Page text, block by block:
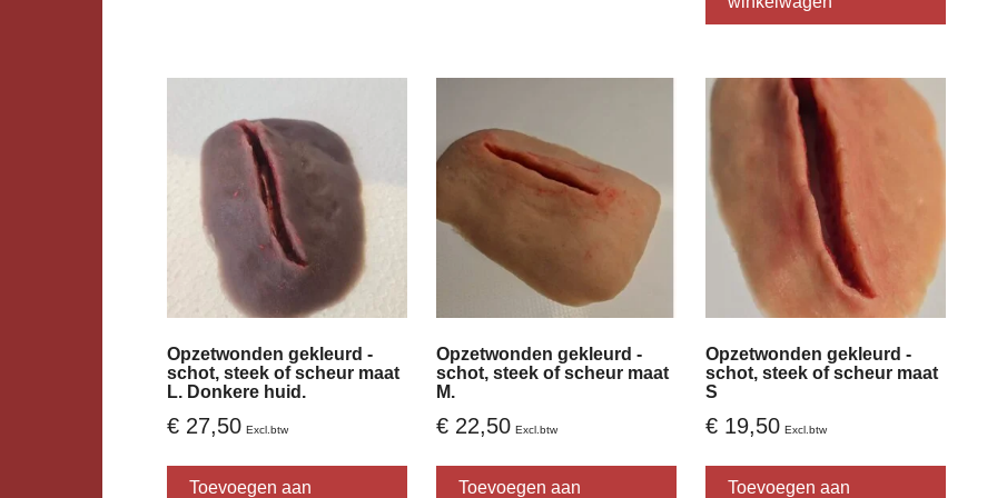
kan
worden
Opzetwonden gekleurd -
schot, steek of scheur maat
L. Donkere huid.
€ 27,50 Excl.btw
Toevoegen aan
product
Opzetwonden gekleurd -
schot, steek of scheur maat
M.
€ 22,50 Excl.btw
Toevoegen aan
product
Opzetwonden gekleurd -
schot, steek of scheur maat
S
€ 19,50 Excl.btw
Toevoegen aan